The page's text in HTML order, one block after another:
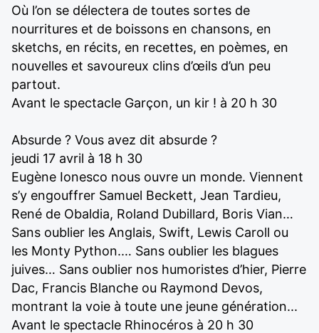
Où l’on se délectera de toutes sortes de
nourritures et de boissons en chansons, en
sketchs, en récits, en recettes, en poèmes, en
nouvelles et savoureux clins d’œils d’un peu
partout.
Avant le spectacle Garçon, un kir ! à 20 h 30
Absurde ? Vous avez dit absurde ?
jeudi 17 avril à 18 h 30
Eugène Ionesco nous ouvre un monde. Viennent
s’y engouffrer Samuel Beckett, Jean Tardieu,
René de Obaldia, Roland Dubillard, Boris Vian…
Sans oublier les Anglais, Swift, Lewis Caroll ou
les Monty Python.… Sans oublier les blagues
juives… Sans oublier nos humoristes d’hier, Pierre
Dac, Francis Blanche ou Raymond Devos,
montrant la voie à toute une jeune génération...
Avant le spectacle Rhinocéros à 20 h 30